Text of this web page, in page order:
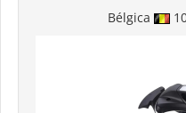
Bélgica